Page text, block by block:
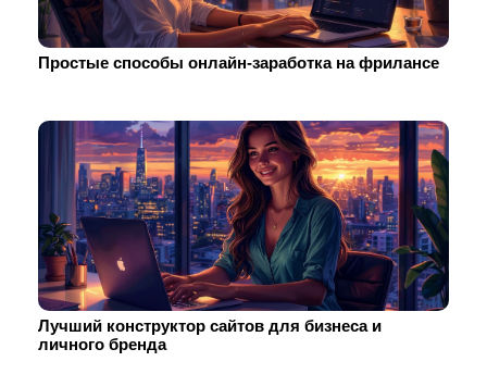
Простые способы онлайн-заработка на фрилансе
Лучший конструктор сайтов для бизнеса и
личного бренда